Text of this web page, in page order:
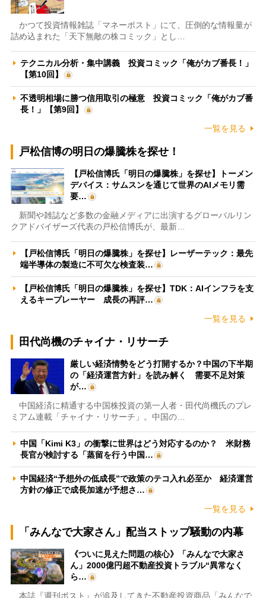
かつて投資情報雑誌「マネーポスト」にて、圧倒的な情報量が
詰め込まれた「天下無敵の株コミック」とし…
テクニカル分析・集中講義 投資コミック「俺がカブ番長！」
【第10回】
不透明相場に勝つ信用取引の極意 投資コミック「俺がカブ番
長！」【第9回】
一覧を見る
戸松信博の明日の爆騰株を探せ！
【戸松信博氏「明日の爆騰株」を探せ】トーメン
デバイス：サムスンを通じて世界のAIメモリ需
要…
新聞や雑誌など多数の金融メディアに出演するグローバルリン
クアドバイザーズ代表の戸松信博氏が、最新…
【戸松信博氏「明日の爆騰株」を探せ】レーザーテック：最先
端半導体の製造に不可欠な検査装…
【戸松信博氏「明日の爆騰株」を探せ】TDK：AIインフラを支
えるキープレーヤー 成長の再評…
一覧を見る
田代尚機のチャイナ・リサーチ
厳しい経済情勢をどう打開するか？中国の下半期
の「経済運営方針」を読み解く 需要不足対策
が…
中国経済に精通する中国株投資の第一人者・田代尚機氏のプレ
ミアム連載「チャイナ・リサーチ」。中国の…
中国「Kimi K3」の衝撃に世界はどう対応するのか？ 米財務
長官が検討する「蒸留を行う中国…
中国経済“予想外の低成長”で政策のテコ入れ必至か 経済運営
方針の修正で成長加速が予想さ…
一覧を見る
「みんなで大家さん」配当ストップ騒動の内幕
《ついに見えた問題の核心》「みんなで大家さ
ん」2000億円超不動産投資トラブル“異常なく
ら…
本誌『週刊ポスト』が追及してきた不動産投資商品「みんなで